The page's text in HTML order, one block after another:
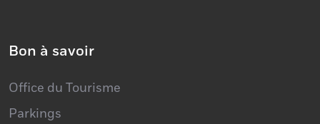
Bon à savoir
Office du Tourisme
Parkings